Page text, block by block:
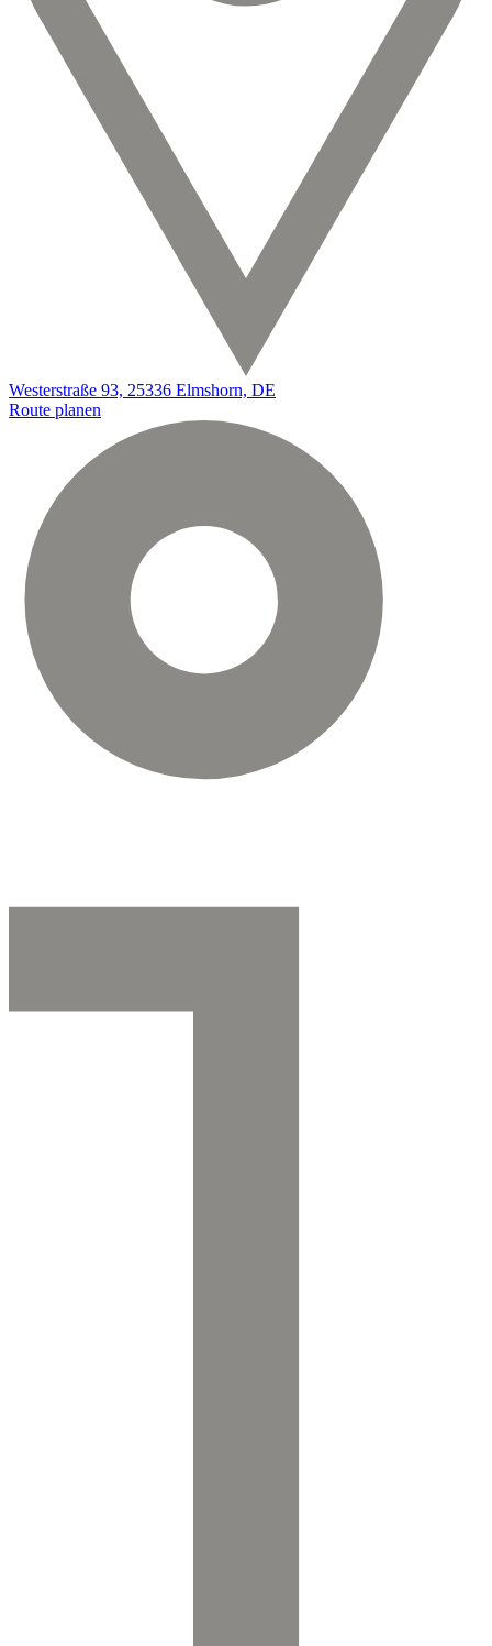
Westerstraße 93, 25336 Elmshorn, DE
Route planen